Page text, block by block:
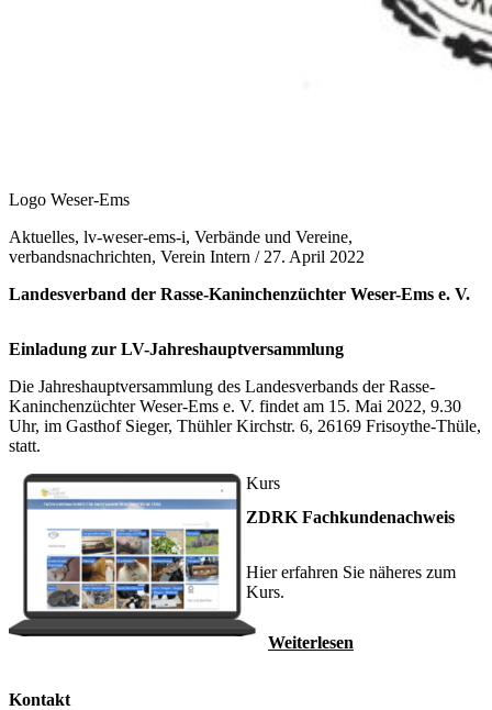
Logo Weser-Ems
Aktuelles, lv-weser-ems-i, Verbände und Vereine,
verbandsnachrichten, Verein Intern / 27. April 2022
Landesverband der Rasse-Kaninchenzüchter Weser-Ems e. V.
Einladung zur LV-Jahreshauptversammlung
Die Jahreshauptversammlung des Landesverbands der Rasse-
Kaninchenzüchter Weser-Ems e. V. findet am 15. Mai 2022, 9.30
Uhr, im Gasthof Sieger, Thühler Kirchstr. 6, 26169 Frisoythe-Thüle,
statt.
Kurs
ZDRK Fachkundenachweis
Hier erfahren Sie näheres zum
Kurs.
Weiterlesen
Kontakt